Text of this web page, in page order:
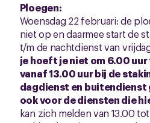
Ploegen:
Woensdag 22 februari: de
niet op en daarmee start de
t/m de nachtdienst van
je hoeft je niet om 6.00
vanaf 13.00 uur bij de
dagdienst en
ook voor de diensten die
kan zich melden van 13.00